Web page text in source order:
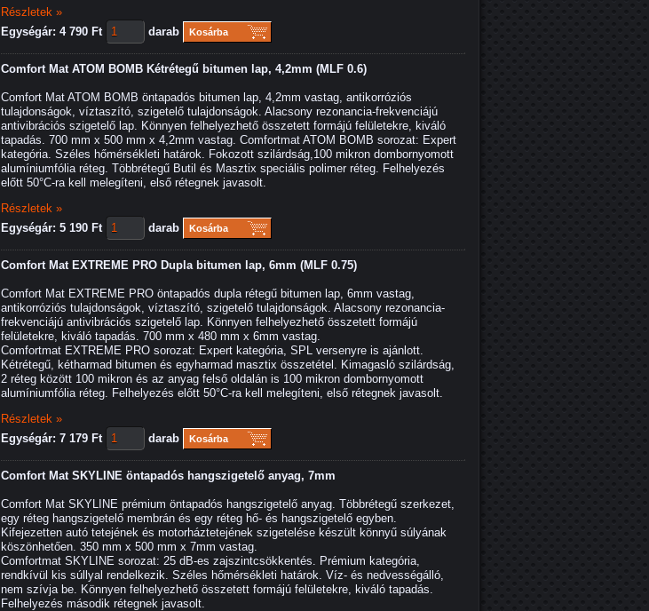
Részletek »
Egységár: 4 790 Ft
darab Kosárba
Comfort Mat ATOM BOMB Kétrétegű bitumen lap, 4,2mm (MLF 0.6)
Comfort Mat ATOM BOMB öntapadós bitumen lap, 4,2mm vastag, antikorróziós
tulajdonságok, víztaszító, szigetelő tulajdonságok. Alacsony rezonancia-frekvenciájú
antivibrációs szigetelő lap. Könnyen felhelyezhető összetett formájú felületekre, kiváló
tapadás. 700 mm x 500 mm x 4,2mm vastag. Comfortmat ATOM BOMB sorozat: Expert
kategória. Széles hőmérsékleti határok. Fokozott szilárdság,100 mikron dombornyomott
alumíniumfólia réteg. Többrétegű Butil és Masztix speciális polimer réteg. Felhelyezés
előtt 50°C-ra kell melegíteni, első rétegnek javasolt.
Részletek »
Egységár: 5 190 Ft
darab Kosárba
Comfort Mat EXTREME PRO Dupla bitumen lap, 6mm (MLF 0.75)
Comfort Mat EXTREME PRO öntapadós dupla rétegű bitumen lap, 6mm vastag,
antikorróziós tulajdonságok, víztaszító, szigetelő tulajdonságok. Alacsony rezonancia-
frekvenciájú antivibrációs szigetelő lap. Könnyen felhelyezhető összetett formájú
felületekre, kiváló tapadás. 700 mm x 480 mm x 6mm vastag.
Comfortmat EXTREME PRO sorozat: Expert kategória, SPL versenyre is ajánlott.
Kétrétegű, kétharmad bitumen és egyharmad masztix összetétel. Kimagasló szilárdság,
2 réteg között 100 mikron és az anyag felső oldalán is 100 mikron dombornyomott
alumíniumfólia réteg. Felhelyezés előtt 50°C-ra kell melegíteni, első rétegnek javasolt.
Részletek »
Egységár: 7 179 Ft
darab Kosárba
Comfort Mat SKYLINE öntapadós hangszigetelő anyag, 7mm
Comfort Mat SKYLINE prémium öntapadós hangszigetelő anyag. Többrétegű szerkezet,
egy réteg hangszigetelő membrán és egy réteg hő- és hangszigetelő egyben.
Kifejezetten autó tetejének és motorháztetejének szigetelése készült könnyű súlyának
köszönhetően. 350 mm x 500 mm x 7mm vastag.
Comfortmat SKYLINE sorozat: 25 dB-es zajszintcsökkentés. Prémium kategória,
rendkívül kis súllyal rendelkezik. Széles hőmérsékleti határok. Víz- és nedvességálló,
nem szívja be. Könnyen felhelyezhető összetett formájú felületekre, kiváló tapadás.
Felhelyezés második rétegnek javasolt.